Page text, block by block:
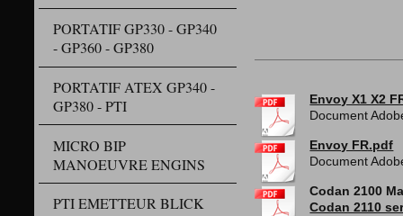
PORTATIF GP330 - GP340
- GP360 - GP380
PORTATIF ATEX GP340 -
GP380 - PTI
MICRO BIP
MANOEUVRE ENGINS
PTI EMETTEUR BLICK
Envoy X1 X2
Document
Envoy FR.pdf
Document
Codan 2100
Codan 2110